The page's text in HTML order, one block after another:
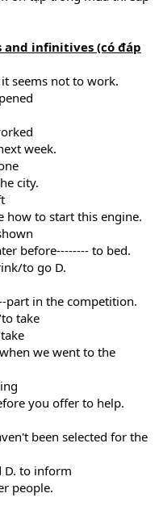
and infinitives (có đáp
seems not to work.
week.
city.
how to start this engine.
before-------- to bed.
to go D.
part in the competition.
take
we went to the
you offer to help.
been selected for the
D. to inform
people.